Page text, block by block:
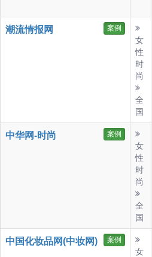
潮流情报网 案例
女
性
时
尚
全
国
中华网-时尚 案例
女
性
时
尚
全
国
中国化妆品网(中妆网) 案例
女